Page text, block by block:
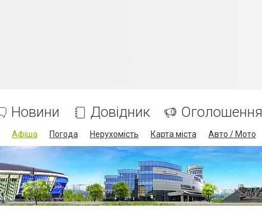
Новини Довідник Оголошення
Афіша Погода Нерухомість Карта міста Авто / Мото